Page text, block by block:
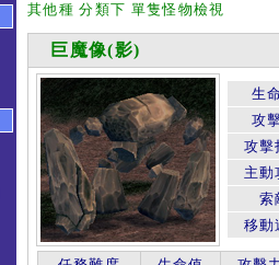
其他種 分類下 單隻怪物檢視
巨魔像(影)
生
攻
攻擊
主動
索
移動